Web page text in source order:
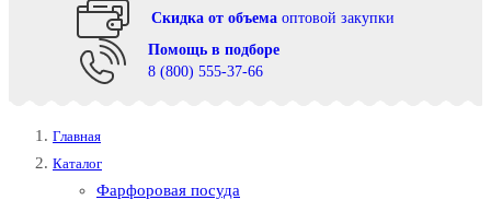
Cкидка от объема оптовой закупки
Помощь в подборе
8 (800) 555-37-66
Главная
Каталог
Фарфоровая посуда